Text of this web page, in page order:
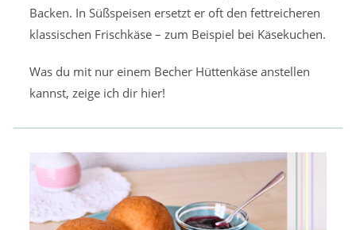
Backen. In Süßspeisen ersetzt er oft den fettreicheren
klassischen Frischkäse – zum Beispiel bei Käsekuchen.
Was du mit nur einem Becher Hüttenkäse anstellen
kannst, zeige ich dir hier!